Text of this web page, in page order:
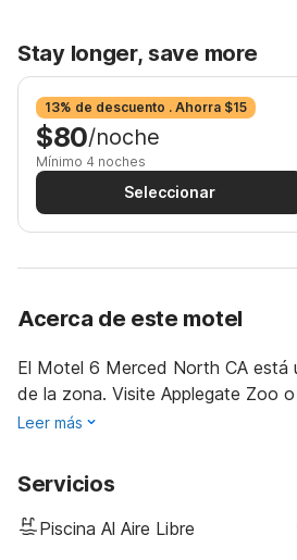
Stay longer, save more
13% de descuento . Ahorra $15
$80/noche
Mínimo 4 noches
Seleccionar
Acerca de este motel
El Motel 6 Merced North CA está
de la zona. Visite Applegate Zoo
Leer más
Servicios
Piscina Al Aire Libre